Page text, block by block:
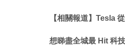
【相關報道】Tesla
想睇盡全城最 Hit 科